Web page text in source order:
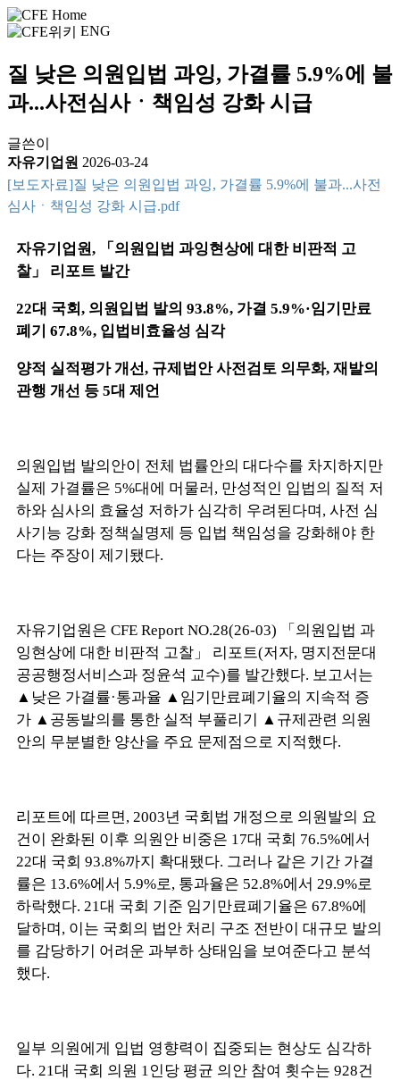
ENG
질 낮은 의원입법 과잉, 가결률 5.9%에 불
과...사전심사ㆍ책임성 강화 시급
글쓴이
자유기업원 2026-03-24
[보도자료]질 낮은 의원입법 과잉, 가결률 5.9%에 불과...사전
심사ㆍ책임성 강화 시급.pdf
자유기업원, 「의원입법 과잉현상에 대한 비판적 고
찰」 리포트 발간
22대 국회, 의원입법 발의 93.8%, 가결 5.9%·임기만료
폐기 67.8%, 입법비효율성 심각
양적 실적평가 개선, 규제법안 사전검토 의무화, 재발의
관행 개선 등 5대 제언
의원입법 발의안이 전체 법률안의 대다수를 차지하지만
실제 가결률은 5%대에 머물러, 만성적인 입법의 질적 저
하와 심사의 효율성 저하가 심각히 우려된다며, 사전 심
사기능 강화 정책실명제 등 입법 책임성을 강화해야 한
다는 주장이 제기됐다.
자유기업원은 CFE Report NO.28(26-03) 「의원입법 과
잉현상에 대한 비판적 고찰」 리포트(저자, 명지전문대
공공행정서비스과 정윤석 교수)를 발간했다. 보고서는
▲낮은 가결률·통과율 ▲임기만료폐기율의 지속적 증
가 ▲공동발의를 통한 실적 부풀리기 ▲규제관련 의원
안의 무분별한 양산을 주요 문제점으로 지적했다.
리포트에 따르면, 2003년 국회법 개정으로 의원발의 요
건이 완화된 이후 의원안 비중은 17대 국회 76.5%에서
22대 국회 93.8%까지 확대됐다. 그러나 같은 기간 가결
률은 13.6%에서 5.9%로, 통과율은 52.8%에서 29.9%로
하락했다. 21대 국회 기준 임기만료폐기율은 67.8%에
달하며, 이는 국회의 법안 처리 구조 전반이 대규모 발의
를 감당하기 어려운 과부하 상태임을 보여준다고 분석
했다.
일부 의원에게 입법 영향력이 집중되는 현상도 심각하
다. 21대 국회 의원 1인당 평균 의안 참여 횟수는 928건